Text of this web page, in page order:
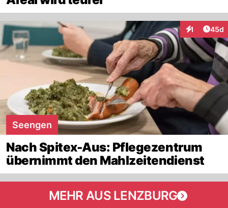
1
Interaktionen
45d
Seengen
Nach Spitex-Aus: Pflegezentrum
übernimmt den Mahlzeitendienst
MEHR AUS LENZBURG